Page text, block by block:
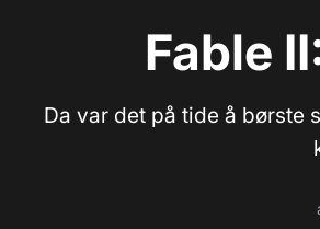
Fable
Da var det på tide å børste